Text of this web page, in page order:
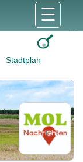
Stadtplan
☰